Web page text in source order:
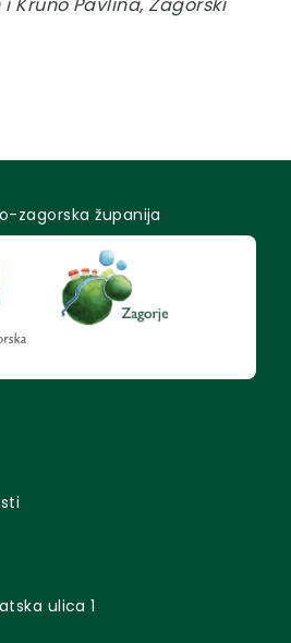
zagorska županija
ulica 1